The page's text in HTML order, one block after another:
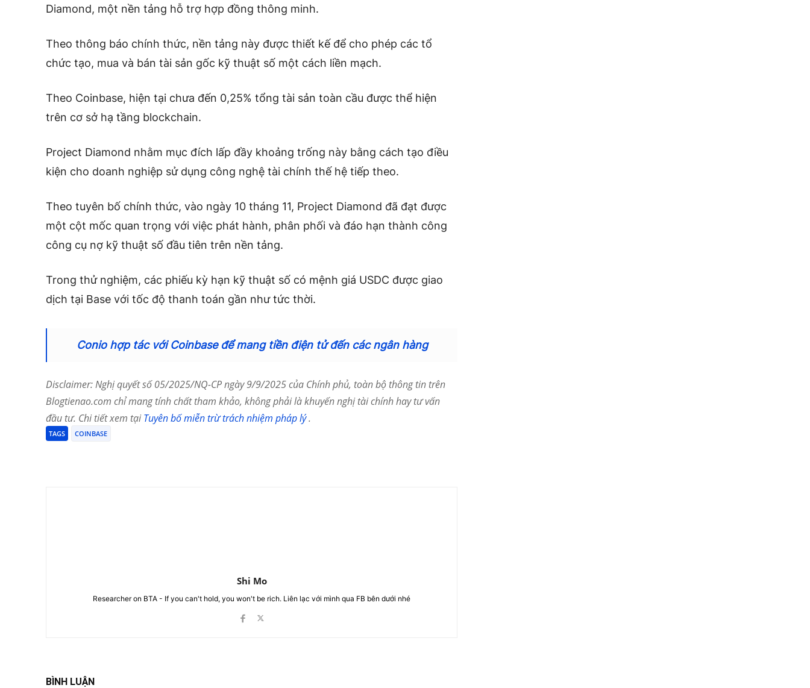
Diamond, một nền tảng hỗ trợ hợp đồng thông minh.
Theo thông báo chính thức, nền tảng này được thiết kế để cho phép các tổ
chức tạo, mua và bán tài sản gốc kỹ thuật số một cách liền mạch.
Theo Coinbase, hiện tại chưa đến 0,25% tổng tài sản toàn cầu được thể hiện
trên cơ sở hạ tầng blockchain.
Project Diamond nhằm mục đích lấp đầy khoảng trống này bằng cách tạo điều
kiện cho doanh nghiệp sử dụng công nghệ tài chính thế hệ tiếp theo.
Theo tuyên bố chính thức, vào ngày 10 tháng 11, Project Diamond đã đạt được
một cột mốc quan trọng với việc phát hành, phân phối và đáo hạn thành công
công cụ nợ kỹ thuật số đầu tiên trên nền tảng.
Trong thử nghiệm, các phiếu kỳ hạn kỹ thuật số có mệnh giá USDC được giao
dịch tại Base với tốc độ thanh toán gần như tức thời.
Conio hợp tác với Coinbase để mang tiền điện tử đến các ngân hàng
Disclaimer: Nghị quyết số 05/2025/NQ-CP ngày 9/9/2025 của Chính phủ, toàn bộ thông tin trên
Blogtienao.com chỉ mang tính chất tham khảo, không phải là khuyến nghị tài chính hay tư vấn
đầu tư. Chi tiết xem tạiTuyên bố miễn trừ trách nhiệm pháp lý.
TAGS COINBASE
Shi Mo
Researcher on BTA - If you can't hold, you won't be rich. Liên lạc với mình qua FB bên dưới nhé
BÌNH LUẬN